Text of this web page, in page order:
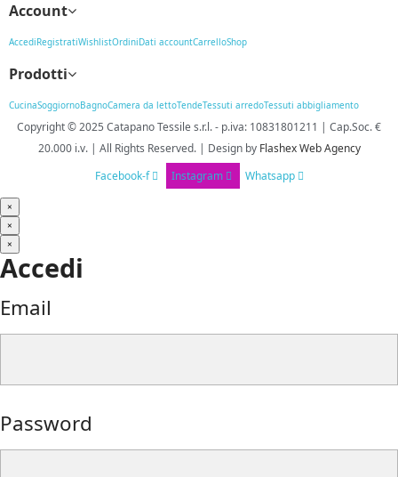
Account
AccediRegistratiWishlistOrdiniDati accountCarrelloShop
Prodotti
CucinaSoggiornoBagnoCamera da lettoTendeTessuti arredoTessuti abbigliamento
Copyright © 2025 Catapano Tessile s.r.l.- p.iva: 10831801211 | Cap.Soc. €
20.000 i.v. | All Rights Reserved. | Designby Flashex Web Agency
Facebook-f
Instagram Whatsapp
×
×
×
Accedi
Email
Password